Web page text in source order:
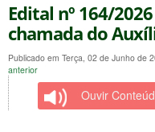
Edital nº 164/
chamada do
Publicado em Terça, 02 de Junho de
anterior
Ouvir